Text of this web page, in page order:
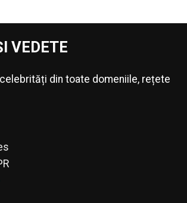
VEDETE
din toate domeniile, rețete